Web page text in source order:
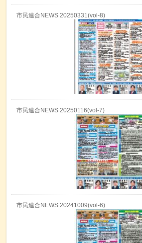
市民連合NEWS 20250331(vol-8)
市民連合NEWS 20250116(vol-7)
市民連合NEWS 20241009(vol-6)